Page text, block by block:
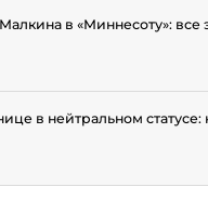
в «Миннесоту»: все
в нейтральном статусе: